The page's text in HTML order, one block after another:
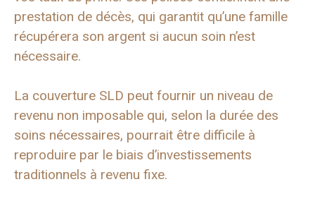
prestation de décès, qui garantit qu’une famille
récupérera son argent si aucun soin n’est
nécessaire.
La couverture SLD peut fournir un niveau de
revenu non imposable qui, selon la durée des
soins nécessaires, pourrait être difficile à
reproduire par le biais d’investissements
traditionnels à revenu fixe.